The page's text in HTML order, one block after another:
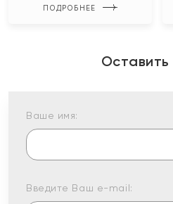
ПОДРОБНЕЕ
Оставить
Ваше имя:
Введите Ваш e-mail: